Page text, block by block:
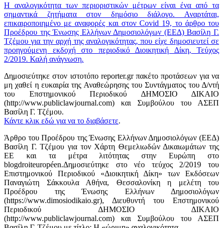
Η αναλογικότητα των περιοριστικών μέτρων είναι ένα από τα
σημαντικά ζητήματα στον δημόσιο διάλογο. Αναρτάται,
επικαιροποιημένο με αναφορές και στον Covid 19, το άρθρο του
Προέδρου της Ένωσης Ελλήνων Δημοσιολόγων (ΕΕΔ) Βασίλη Γ.
Τζέμου για την αρχή της αναλογικότητας, που είχε δημοσιευτεί σε
προηγούμενη εκδοχή στο περιοδικό Διοικητική Δίκη, Τεύχος
2/2019. Καλή ανάγνωση.
Δημοσιεύτηκε στον ιστοτόπο reporter.gr πακέτο προτάσεων για να
μη χαθεί η ευκαιρία της Αναθεώρησης του Συντάγματος του Δ/ντή
του Επστημονικού Περιοδικού ΔΗΜΟΣΙΟ ΔΙΚΑΙΟ
(http://www.publiclawjournal.com) και Συμβούλου του ΑΣΕΠ
Βασίλη Γ. Τζέμου.
Κάντε κλικ εδώ για να το διαβάσετε.
Άρθρο του Προέδρου της Ένωσης Ελλήνων Δημοσιολόγων (ΕΕΔ)
Βασίλη Γ. Τζέμου για τον Χάρτη Θεμελιωδών Δικαιωμάτων της
ΕΕ και τα μέτρα λιτότητας στην Ευρώπη στο
blogdroiteuropéen.Δημοσιεύτηκε στο νέο τεύχος 2/2019 του
Επιστημονικού Περιοδικού «Διοικητική Δίκη» των Εκδόσεων
Παναγιώτη Σάκκουλα Αθήνα, Θεσσαλονίκη η μελέτη του
Προέδρου της Ένωσης Ελλήνων Δημοσιολόγων
(https://www.dimosiodikaio.gr), Διευθυντή του Επστημονικού
Περιοδικού ΔΗΜΟΣΙΟ ΔΙΚΑΙΟ
(http://www.publiclawjournal.com) και Συμβούλου του ΑΣΕΠ